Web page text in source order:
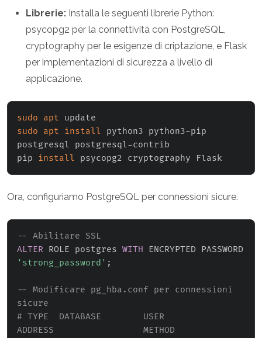
Librerie: Installa le seguenti librerie Python:
psycopg2 per la connettività con PostgreSQL,
cryptography per le esigenze di criptazione, e Flask
per implementazioni di sicurezza a livello di
applicazione.
sudo apt
sudo
apt install python3 python3-pip
postgresql postgresql-contrib
pip install
Ora, configuriamo PostgreSQL per connessioni sicure.
-- Abilitare SSL
ALTER ROLE postgres WITH
'strong_password' ;
-- Modificare pg_hba.conf per connessioni
sicure
# TYPE  DATABASE        USER
ADDRESS                 METHOD